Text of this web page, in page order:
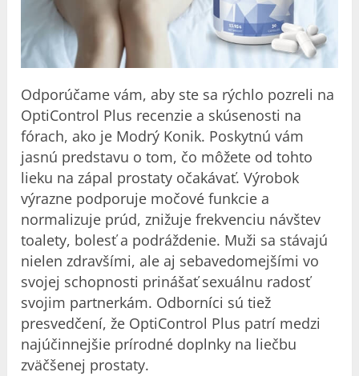
Odporúčame vám, aby ste sa rýchlo pozreli na
OptiControl Plus recenzie a skúsenosti na
fórach, ako je Modrý Konik. Poskytnú vám
jasnú predstavu o tom, čo môžete od tohto
lieku na zápal prostaty očakávať. Výrobok
výrazne podporuje močové funkcie a
normalizuje prúd, znižuje frekvenciu návštev
toalety, bolesť a podráždenie. Muži sa stávajú
nielen zdravšími, ale aj sebavedomejšími vo
svojej schopnosti prinášať sexuálnu radosť
svojim partnerkám. Odborníci sú tiež
presvedčení, že OptiControl Plus patrí medzi
najúčinnejšie prírodné doplnky na liečbu
zväčšenej prostaty.